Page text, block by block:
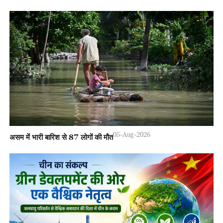
असम में भारी बारिश से 87 लोगों की मौत05-Aug-2026